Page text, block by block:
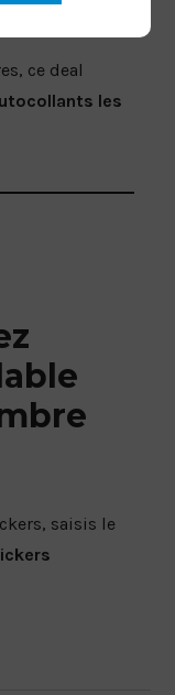
ce deal
les
saisis le